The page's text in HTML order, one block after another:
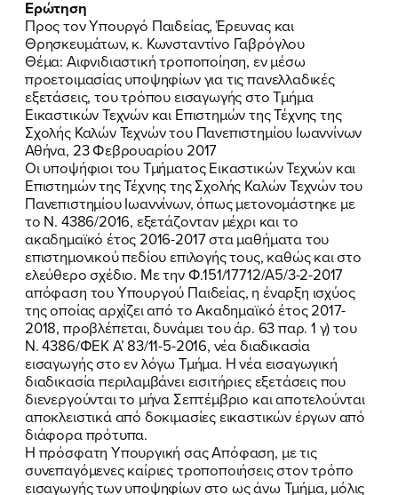
ΠΟΙΑ ΕΙΜΑΙ
ΕΡΓΟ
ΕΚΔΗΛΩΣΕΙΣ
ΝΕΑ
ΕΛΑ ΚΙ ΕΣΥ
Ερώτηση
Προς τον Υπουργό Παιδείας, Έρευνας και
Θρησκευμάτων, κ. Κωνσταντίνο Γαβρόγλου
Θέμα: Αιφνιδιαστική τροποποίηση, εν μέσω
προετοιμασίας υποψηφίων για τις πανελλαδικές
εξετάσεις, του τρόπου εισαγωγής στο Τμήμα
Εικαστικών Τεχνών και Επιστημών της Τέχνης της
Σχολής Καλών Τεχνών του Πανεπιστημίου Ιωαννίνων
Αθήνα, 23 Φεβρουαρίου 2017
Οι υποψήφιοι του Τμήματος Εικαστικών Τεχνών και
Επιστημών της Τέχνης της Σχολής Καλών Τεχνών του
Πανεπιστημίου Ιωαννίνων, όπως μετονομάστηκε με
το Ν. 4386/2016, εξετάζονταν μέχρι και το
ακαδημαϊκό έτος 2016-2017 στα μαθήματα του
επιστημονικού πεδίου επιλογής τους, καθώς και στο
ελεύθερο σχέδιο. Με την Φ.151/17712/Α5/3-2-2017
απόφαση του Υπουργού Παιδείας, η έναρξη ισχύος
της οποίας αρχίζει από το Ακαδημαϊκό έτος 2017-
2018, προβλέπεται, δυνάμει του άρ. 63 παρ. 1 γ) του
Ν. 4386/ΦΕΚ Α’ 83/11-5-2016, νέα διαδικασία
εισαγωγής στο εν λόγω Τμήμα. Η νέα εισαγωγική
διαδικασία περιλαμβάνει εισιτήριες εξετάσεις που
διενεργούνται το μήνα Σεπτέμβριο και αποτελούνται
αποκλειστικά από δοκιμασίες εικαστικών έργων από
διάφορα πρότυπα.
Η πρόσφατη Υπουργική σας Απόφαση, με τις
συνεπαγόμενες καίριες τροποποιήσεις στον τρόπο
εισαγωγής των υποψηφίων στο ως άνω Τμήμα, μόλις